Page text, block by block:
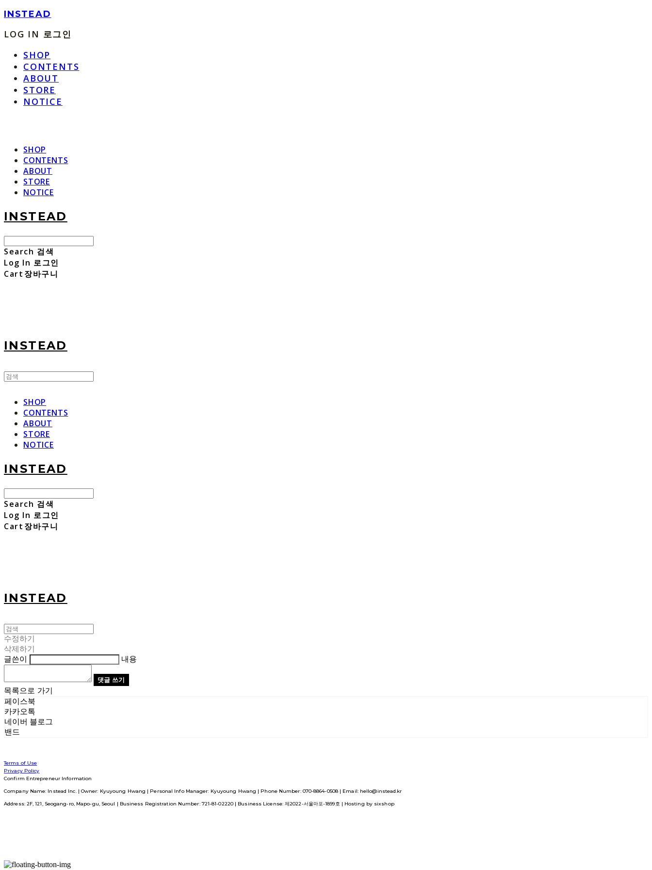
INSTEAD
LOG IN 로그인
SHOP
CONTENTS
ABOUT
STORE
NOTICE
SHOP
CONTENTS
ABOUT
STORE
NOTICE
INSTEAD
Search 검색
Log In 로그인
Cart 장바구니
INSTEAD
SHOP
CONTENTS
ABOUT
STORE
NOTICE
INSTEAD
Search 검색
Log In 로그인
Cart 장바구니
INSTEAD
수정하기
삭제하기
글쓴이
내용
댓글 쓰기
목록으로 가기
페이스북
카카오톡
네이버 블로그
밴드
Terms of Use
Privacy Policy
Confirm Entrepreneur Information
Company Name: Instead Inc. | Owner: Kyuyoung Hwang | Personal Info Manager: Kyuyoung Hwang | Phone Number: 070-8864-0508 | Email: hello@instead.kr
Address: 2F, 121, Seogang-ro, Mapo-gu, Seoul | Business Registration Number: 721-81-02220| Business License:제2022-서울마포-1899호 | Hosting by sixshop